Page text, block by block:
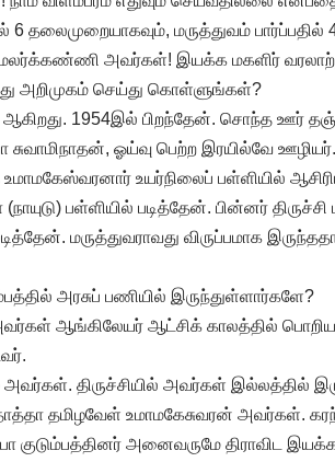
மருத்துவம் பார்ப்பதில்
அவர்கள்! இயக்க மகளிர்
அறிமுகம் செய்து கொள்ளுங்கள்?
1954இல் பிறந்தேன். சொந்த ஊர்
சுவாமிநாதன், ஓய்வு பெற்ற இரயில்வே
உயர்நிலைப் பள்ளியில்
பள்ளியில் படித்தேன். பின்னர்
மருத்துவராவது விருப்பமாக
அரசுப் பணியில் இருந்துள்ளார்களே?
ஆங்கிலேயர் ஆட்சிக் காலத்தில்
திருச்சியில் அவர்கள் இல்லத்தில்
தமிழவேள் உமாமகேசுவரன் அவர்கள்.
குடும்பத்தினர் அனைவருமே திராவிட